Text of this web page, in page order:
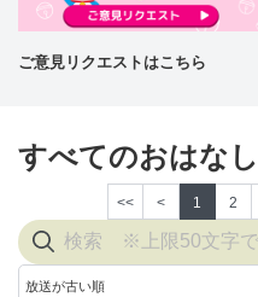
ご意見リクエストはこちら
すべてのおはなし
<< < 1 2
放送が古い順